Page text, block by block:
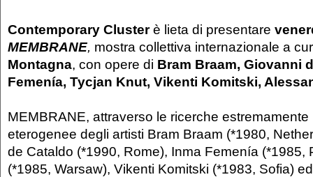
Contemporary Clusterè lieta di presentare
MEMBRANE, mostra collettiva internazionale a
Montagna, con opere di Bram Braam, Giovanni
Femenía, Tycjan Knut, Vikenti Komitski,
MEMBRANE, attraverso le ricerche
eterogenee degli artisti Bram Braam (*1980,
de Cataldo (*1990, Rome), Inma Femenía (*1985,
(*1985, Warsaw), Vikenti Komitski (*1983, Sofia)